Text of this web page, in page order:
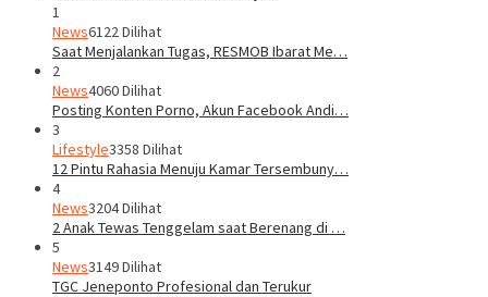
1
News6122 Dilihat
Saat Menjalankan Tugas, RESMOB Ibarat Me…
2
News4060 Dilihat
Posting Konten Porno, Akun Facebook Andi…
3
Lifestyle3358 Dilihat
12 Pintu Rahasia Menuju Kamar Tersembuny…
4
News3204 Dilihat
2 Anak Tewas Tenggelam saat Berenang di …
5
News3149 Dilihat
TGC Jeneponto Profesional dan Terukur